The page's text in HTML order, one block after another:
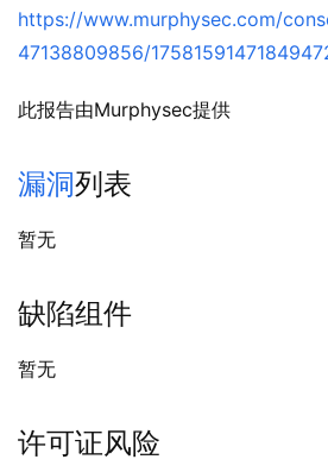
https://www.murphysec.com/
47138809856/
此报告由Murphysec提供
漏洞列表
暂无
缺陷组件
暂无
许可证风险